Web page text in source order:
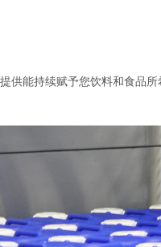
能持续赋予您饮料和食品